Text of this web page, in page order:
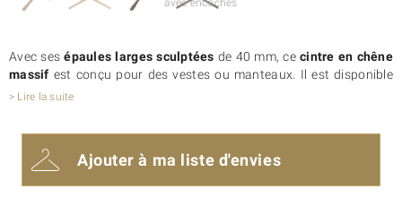
Avec sesépaules larges sculptées de 40 mm, cecintre en chêne
massif est conçu pour des vestes ou manteaux. Il est disponible
endifférentes longueurs
cintreavec votre logo
Enfin, nous produisons ce cintre en chêne massif
> Lire la suite
Ajouter à ma liste d'envies